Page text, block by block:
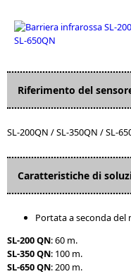
Riferimento del
SL-200QN / SL-350QN / SL-
Caratteristiche di
Portata a seconda del
SL-200 QN: 60 m.
SL-350 QN: 100 m.
SL-650 QN: 200 m.